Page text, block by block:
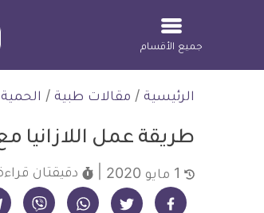
جميع الأقسام
الرئيسية / مقالات طبية /
طريقة عمل اللازانيا
دقيقتان
شارك على فيسبوك - ديلي ميديكال انفو شارك على تويتر - ديلي ميديكال انفو شارك على واتساب - ديلي ميديكال انفو شارك على فايبر - ديلي ميديكال انفو